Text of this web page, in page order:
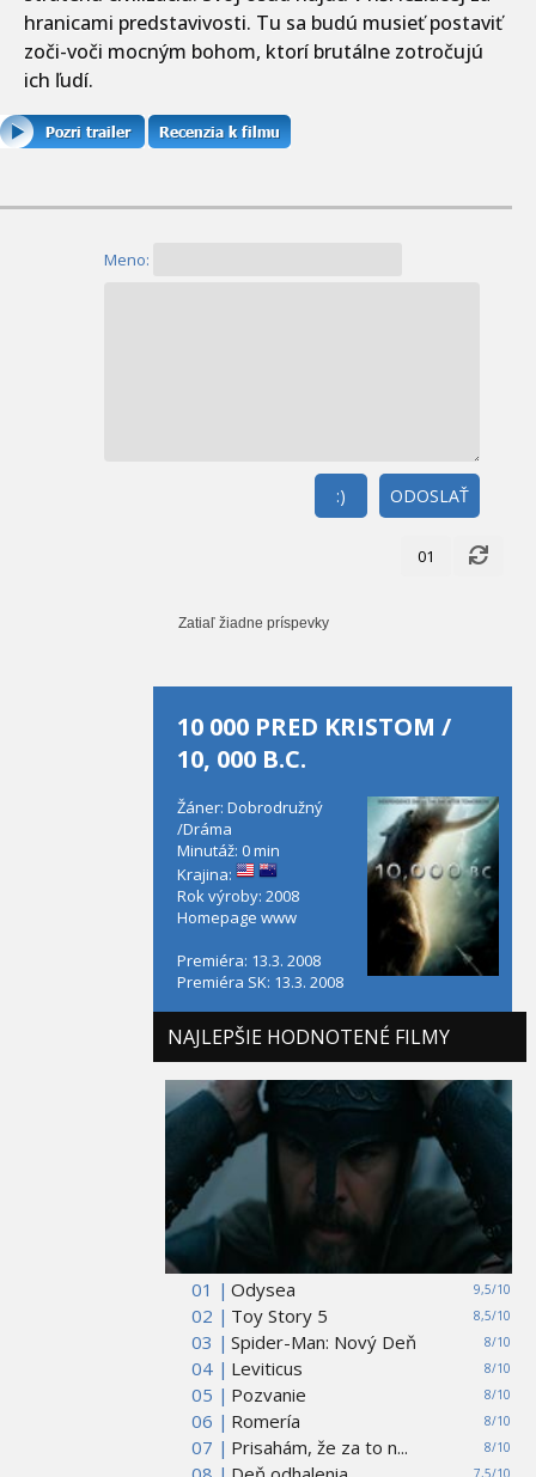
hranicami predstavivosti. Tu sa budú musieť postaviť
zoči-voči mocným bohom, ktorí brutálne zotročujú
ich ľudí.
Meno:
ODOSLAŤ
:)
01
Zatiaľ žiadne príspevky
10 000 PRED KRISTOM /
10, 000 B.C.
Žáner: Dobrodružný
/Dráma
Minutáž: 0 min
Krajina:
Rok výroby: 2008
Homepage www
Premiéra: 13.3. 2008
Premiéra SK: 13.3. 2008
NAJLEPŠIE HODNOTENÉ FILMY
01 | 9,5/10
Odysea
02 |
8,5/10
Toy Story 5
03 |
8/10
Spider-Man: Nový Deň
04 |
8/10
Leviticus
05 |
8/10
Pozvanie
06 |
8/10
Romería
07 |
8/10
Prisahám, že za to n...
7,5/10